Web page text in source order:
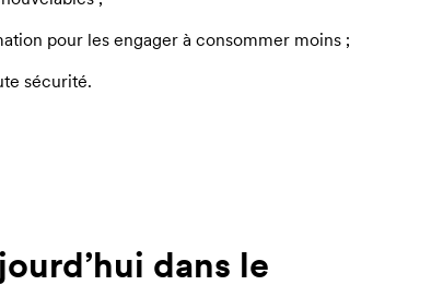
pour les engager à consommer moins ;
sécurité.
dans le